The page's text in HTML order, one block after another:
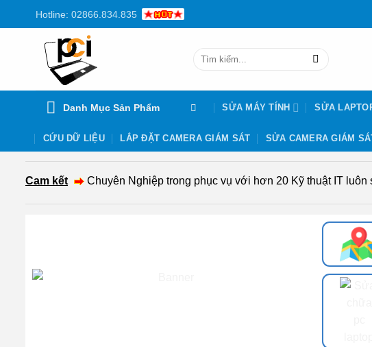
Hotline: 02866.834.835
Tìm
Danh Mục Sản Phẩm SỬA MÁY TÍNH SỬA
CỨU DỮ LIỆU LẮP ĐẶT CAMERA GIÁM SÁT SỬA CAMERA GIÁM
Cam kết Chuyên Nghiệp trong phục vụ với hơn 20 Kỹ thuật IT